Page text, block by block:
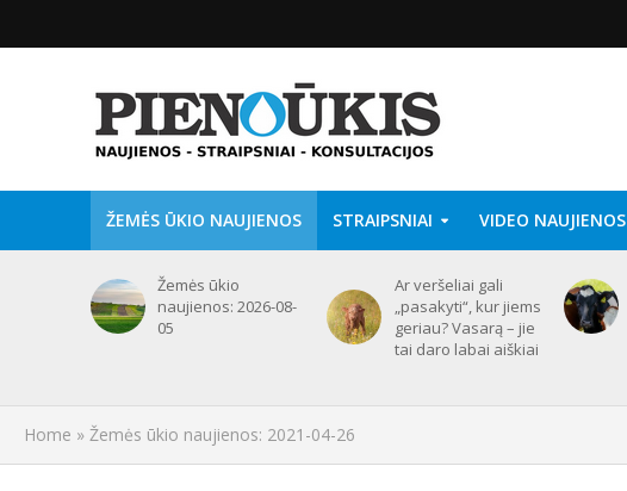
ŽEMĖS ŪKIO NAUJIENOS STRAIPSNIAI VIDEO NAUJIENOS
Žemės ūkio
naujienos: 2026-08-
05
Ar veršeliai gali
„pasakyti“, kur jiems
geriau? Vasarą – jie
tai daro labai aiškiai
Home » Žemės ūkio naujienos: 2021-04-26